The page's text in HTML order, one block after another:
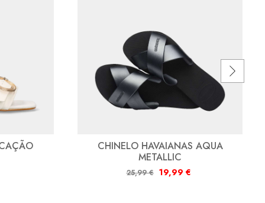
CHINELO HAVAIANAS AQUA
METALLIC
25,99€ 19,99 €